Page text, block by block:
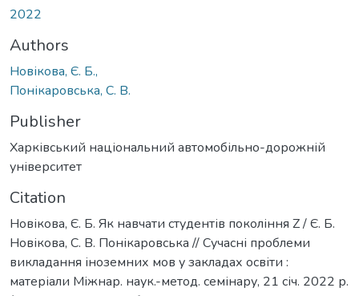
2022
Authors
Новікова, Є. Б.,
Понікаровська, С. В.
Publisher
Харківський національний автомобільно-дорожній
університет
Citation
Новікова, Є. Б. Як навчати студентів покоління Z / Є. Б.
Новікова, С. В. Понікаровська // Сучасні проблеми
викладання іноземних мов у закладах освіти :
матеріали Міжнар. наук.-метод. семінару, 21 січ. 2022 р.